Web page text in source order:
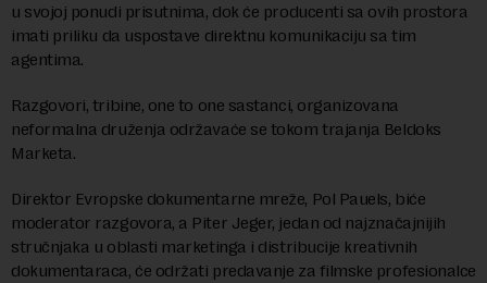
u svojoj ponudi prisutnima, dok će producenti sa ovih prostora
imati priliku da uspostave direktnu komunikaciju sa tim
agentima.
Razgovori, tribine, one to one sastanci, organizovana
neformalna druženja održavaće se tokom trajanja Beldoks
Marketa.
Direktor Evropske dokumentarne mreže, Pol Pauels, biće
moderator razgovora, a Piter Jeger, jedan od najznačajnijih
stručnjaka u oblasti marketinga i distribucije kreativnih
dokumentaraca, će održati predavanje za filmske profesionalce